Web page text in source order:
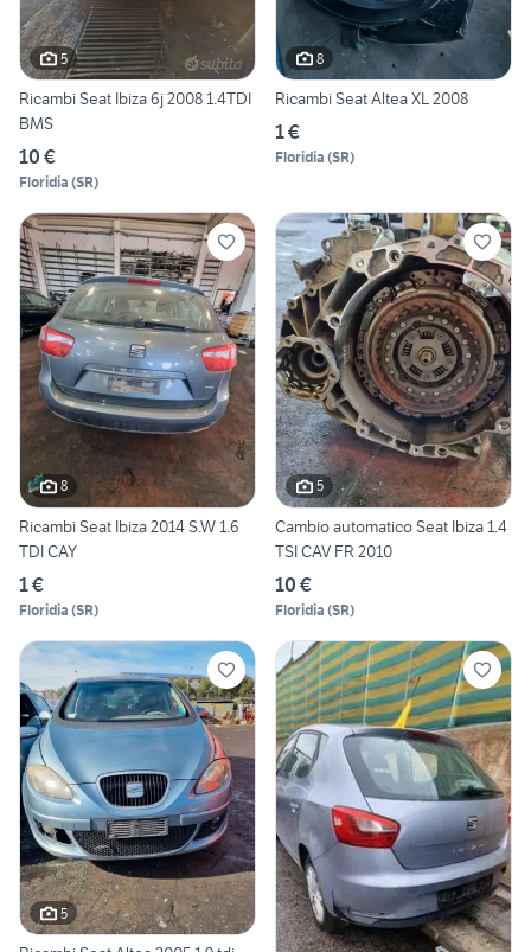
5
Ricambi Seat Ibiza 6j 2008 1.4TDI
BMS
10 €
Floridia (SR)
8
Ricambi Seat Altea XL 2008
1 €
Floridia (SR)
8
Ricambi Seat Ibiza 2014 S.W 1.6
TDI CAY
1 €
Floridia (SR)
5
Cambio automatico Seat Ibiza 1.4
TSI CAV FR 2010
10 €
Floridia (SR)
5